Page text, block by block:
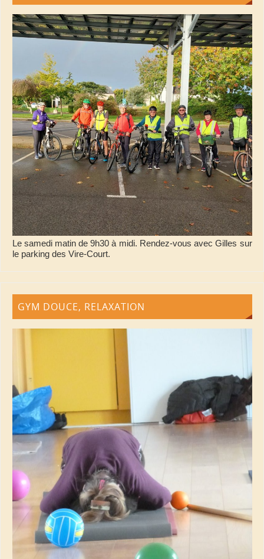
Le samedi matin de 9h30 à midi. Rendez-vous avec Gilles sur
le parking des Vire-Court.
GYM DOUCE, RELAXATION